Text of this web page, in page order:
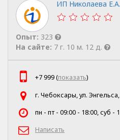
ИП Николаева Е.А.
Опыт: 323
На сайте: 7 г. 10 м. 12 д.
+7 999 (показать)
г. Чебоксары, ул.
пн - пт - 09:00 - 18:00, суб -
Написать